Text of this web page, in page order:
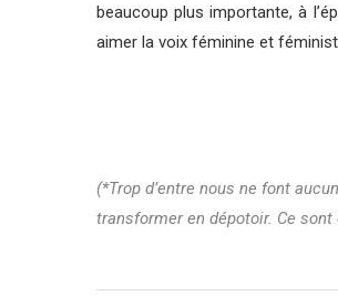
beaucoup plus importante, à
aimer la voix féminine et
(*Trop d’entre nous ne font
transformer en dépotoir. Ce